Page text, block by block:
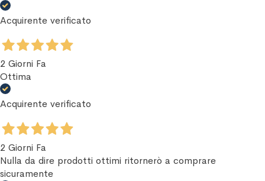
Acquirente verificato
2 Giorni Fa
Ottima
Acquirente verificato
2 Giorni Fa
Nulla da dire prodotti ottimi ritornerò a comprare
sicuramente